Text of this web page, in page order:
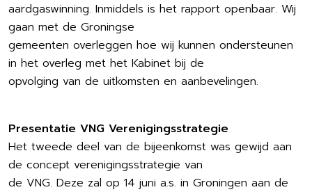
aardgaswinning. Inmiddels is het rapport openbaar. Wij
gaan met de Groningse
gemeenten overleggen hoe wij kunnen ondersteunen
in het overleg met het Kabinet bij de
opvolging van de uitkomsten en aanbevelingen.
Presentatie VNG Verenigingsstrategie
Het tweede deel van de bijeenkomst was gewijd aan
de concept verenigingsstrategie van
de VNG. Deze zal op 14 juni a.s. in Groningen aan de